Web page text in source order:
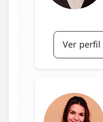
Ver perfil